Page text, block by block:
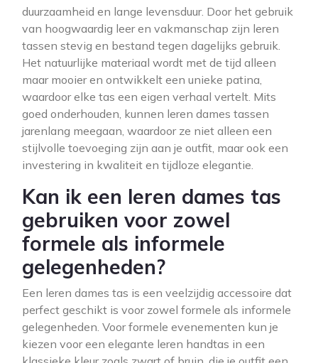
duurzaamheid en lange levensduur. Door het gebruik
van hoogwaardig leer en vakmanschap zijn leren
tassen stevig en bestand tegen dagelijks gebruik.
Het natuurlijke materiaal wordt met de tijd alleen
maar mooier en ontwikkelt een unieke patina,
waardoor elke tas een eigen verhaal vertelt. Mits
goed onderhouden, kunnen leren dames tassen
jarenlang meegaan, waardoor ze niet alleen een
stijlvolle toevoeging zijn aan je outfit, maar ook een
investering in kwaliteit en tijdloze elegantie.
Kan ik een leren dames tas
gebruiken voor zowel
formele als informele
gelegenheden?
Een leren dames tas is een veelzijdig accessoire dat
perfect geschikt is voor zowel formele als informele
gelegenheden. Voor formele evenementen kun je
kiezen voor een elegante leren handtas in een